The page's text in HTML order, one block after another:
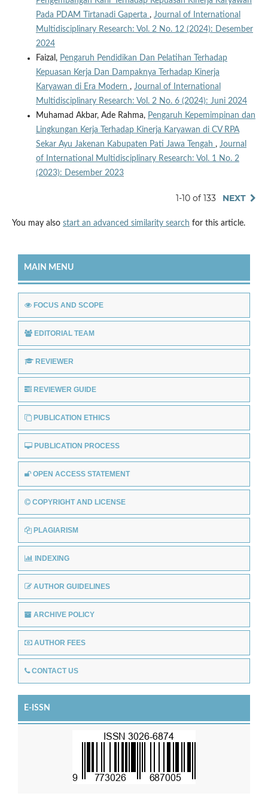
Pada PDAM Tirtanadi Gaperta , Journal of International
Multidisciplinary Research: Vol. 2 No. 12 (2024): Desember
2024
Faizal, Pengaruh Pendidikan Dan Pelatihan Terhadap
Kepuasan Kerja Dan Dampaknya Terhadap Kinerja
Karyawan di Era Modern , Journal of International
Multidisciplinary Research: Vol. 2 No. 6 (2024): Juni 2024
Muhamad Akbar, Ade Rahma, Pengaruh Kepemimpinan dan
Lingkungan Kerja Terhadap Kinerja Karyawan di CV RPA
Sekar Ayu Jakenan Kabupaten Pati Jawa Tengah , Journal
of International Multidisciplinary Research: Vol. 1 No. 2
(2023): Desember 2023
1-10 of 133 NEXT
You may also start an advanced similarity search for this article.
MAIN MENU
FOCUS AND SCOPE
EDITORIAL TEAM
REVIEWER
REVIEWER GUIDE
PUBLICATION ETHICS
PUBLICATION PROCESS
OPEN ACCESS STATEMENT
COPYRIGHT AND LICENSE
PLAGIARISM
INDEXING
AUTHOR GUIDELINES
ARCHIVE POLICY
AUTHOR FEES
CONTACT US
E-ISSN